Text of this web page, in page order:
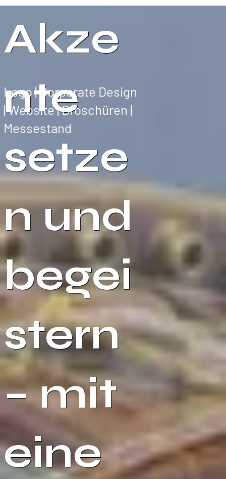
Akze
nte
setze
n und
begei
stern
– mit
eine
Logo | Corporate Design
| Website | Broschüren |
Messestand